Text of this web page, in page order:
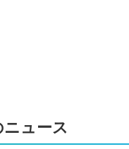
ニュース